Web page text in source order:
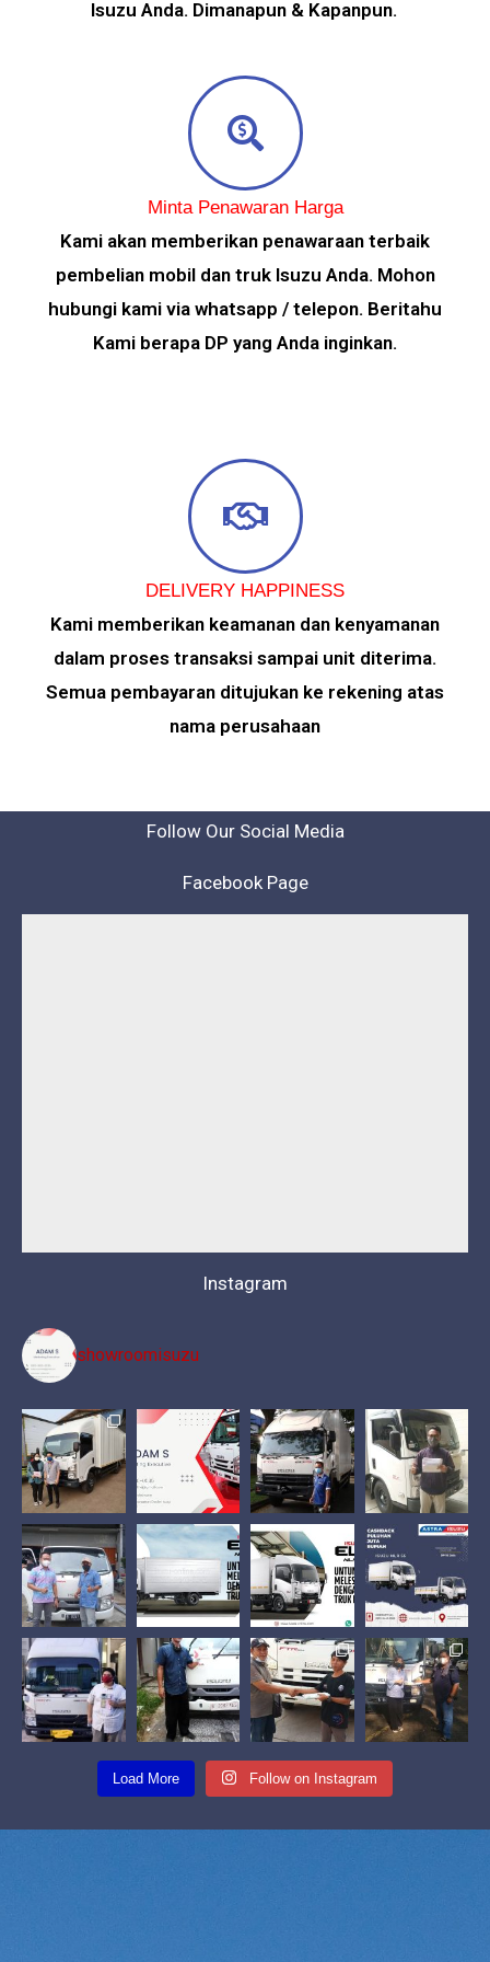
Isuzu Anda. Dimanapun & Kapanpun.
Minta Penawaran Harga
Kami akan memberikan penawaraan terbaik
pembelian mobil dan truk Isuzu Anda. Mohon
hubungi kami via whatsapp / telepon. Beritahu
Kami berapa DP yang Anda inginkan.
DELIVERY HAPPINESS
Kami memberikan keamanan dan kenyamanan
dalam proses transaksi sampai unit diterima.
Semua pembayaran ditujukan ke rekening atas
nama perusahaan
Follow Our Social Media
Facebook Page
Instagram
showroomisuzu
Load More Follow on Instagram